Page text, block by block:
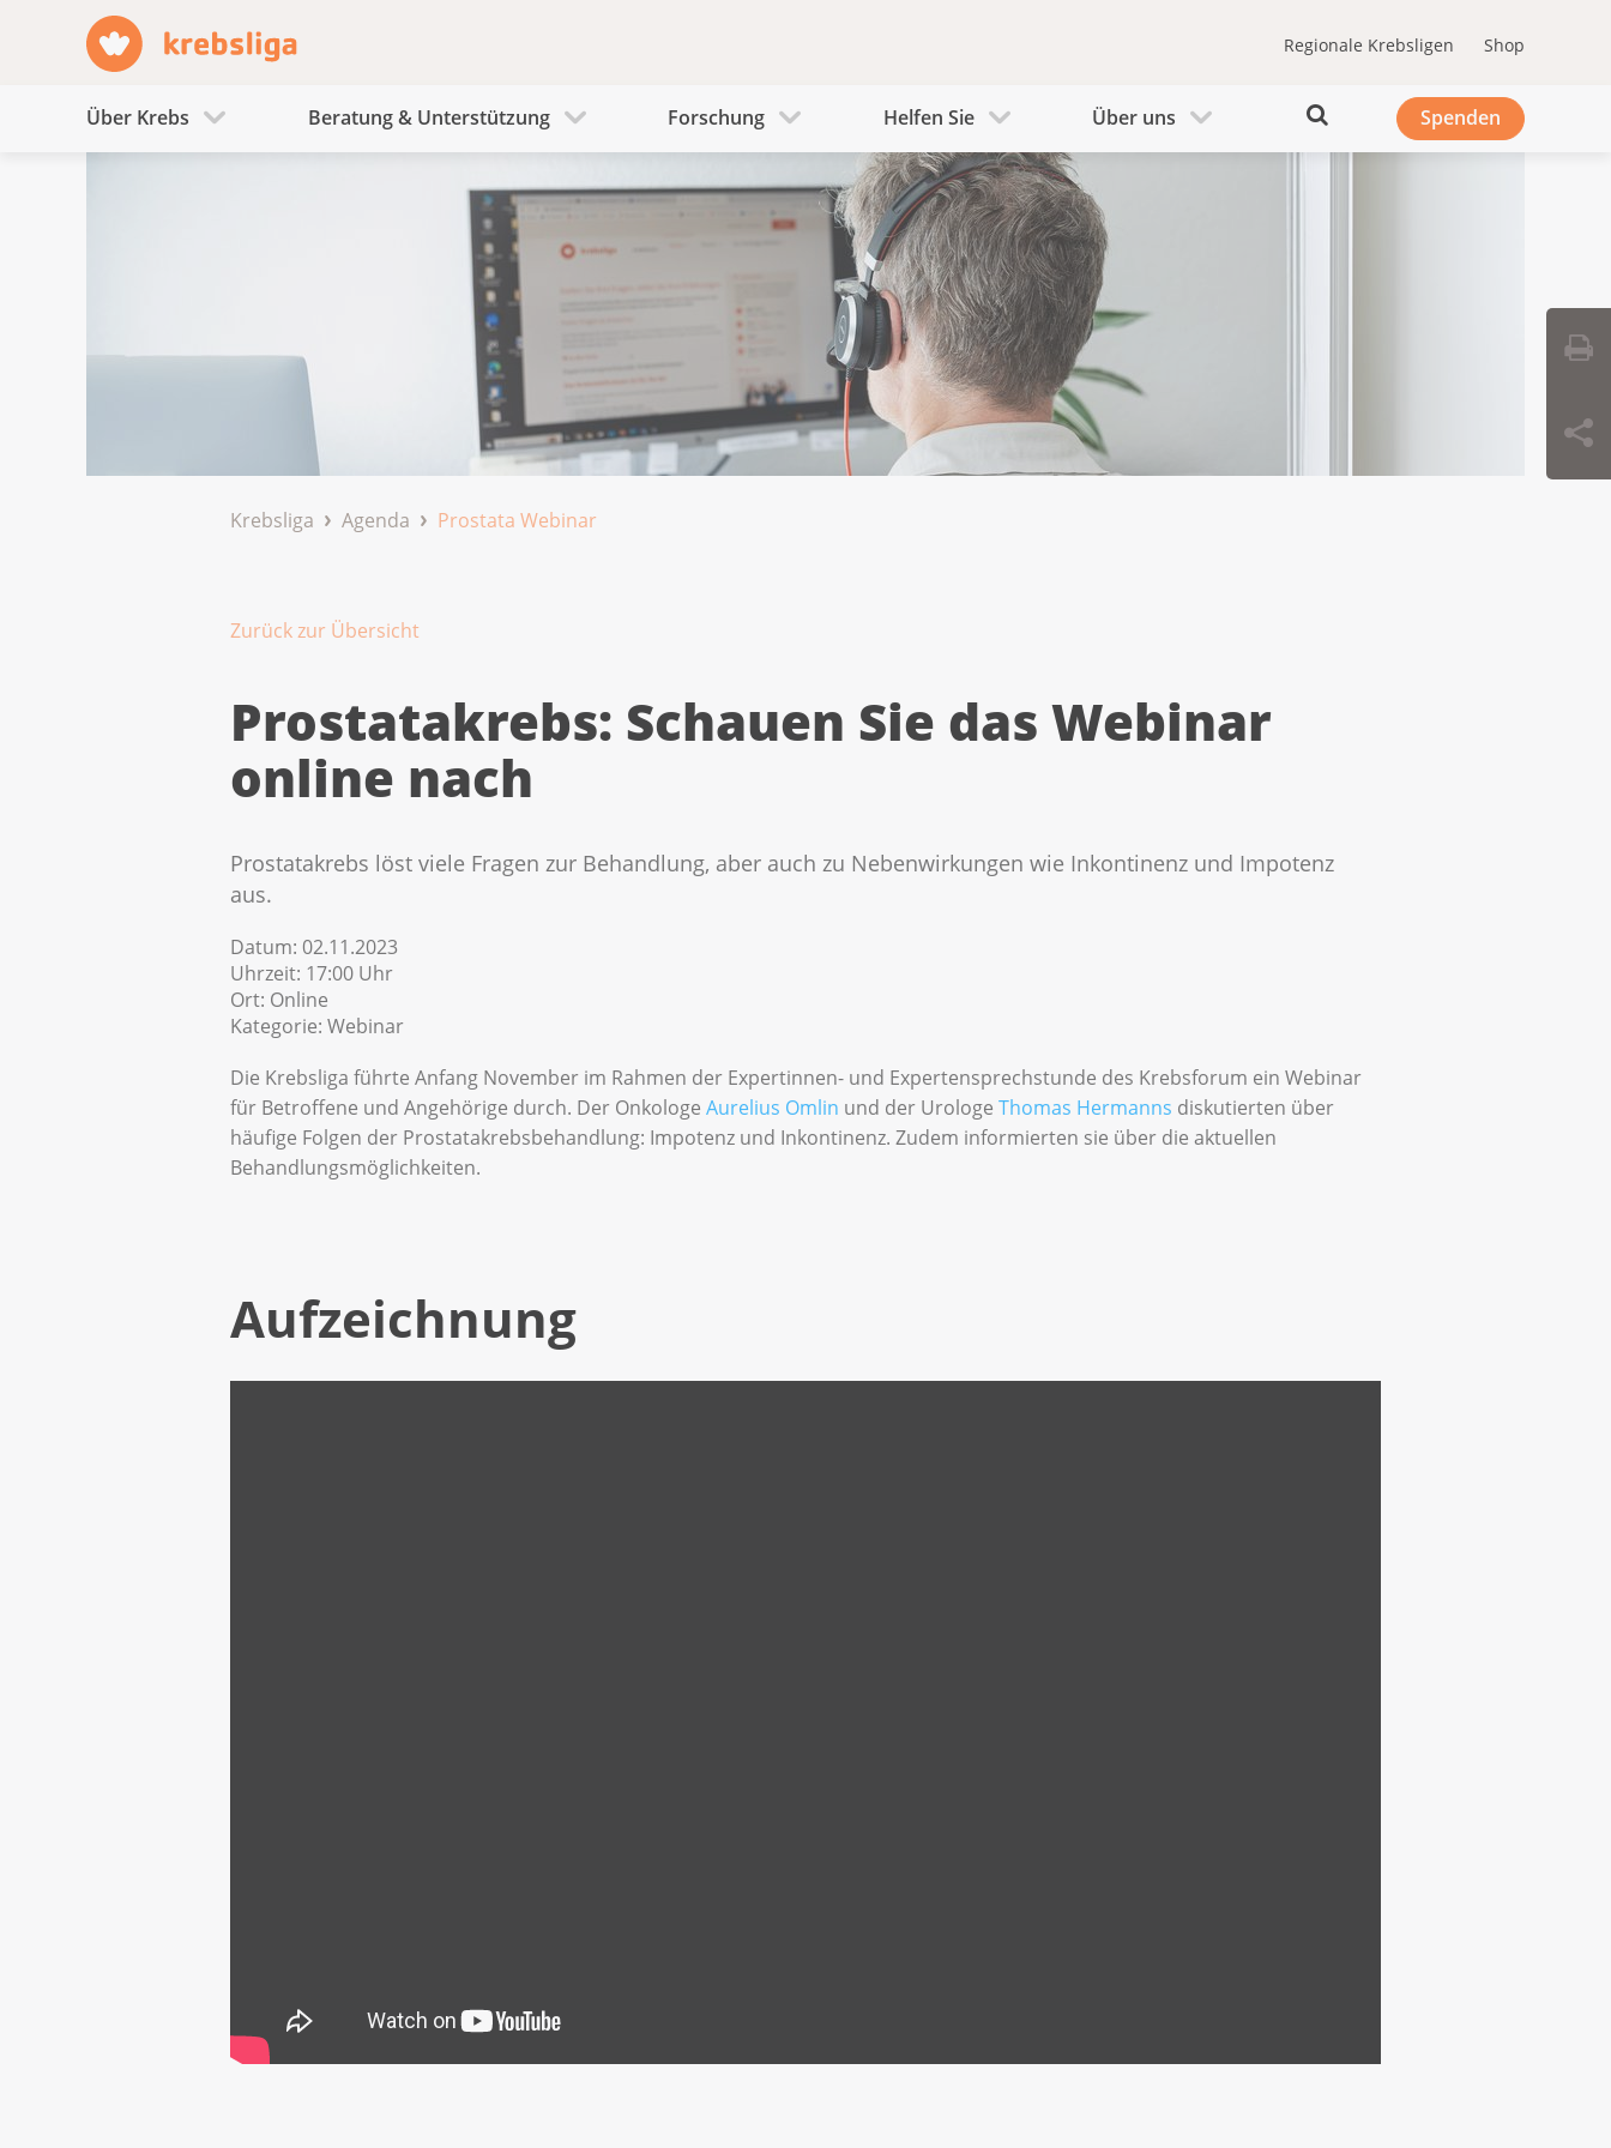
Regionale Krebsligen Shop
Über Krebs Beratung & Unterstützung Forschung Helfen Sie Über uns Spenden
Krebsliga Agenda Prostata Webinar
Zurück zur Übersicht
Prostatakrebs: Schauen Sie das Webinar
online nach
Prostatakrebs löst viele Fragen zur Behandlung, aber auch zu Nebenwirkungen wie Inkontinenz und Impotenz
aus.
Datum: 02.11.2023
Uhrzeit: 17:00 Uhr
Ort: Online
Kategorie: Webinar
Die Krebsliga führte Anfang November im Rahmen der Expertinnen- und Expertensprechstunde des Krebsforum ein Webinar
für Betroffene und Angehörige durch. Der Onkologe Aurelius Omlin und der Urologe Thomas Hermanns diskutierten über
häufige Folgen der Prostatakrebsbehandlung: Impotenz und Inkontinenz. Zudem informierten sie über die aktuellen
Behandlungsmöglichkeiten.
Aufzeichnung